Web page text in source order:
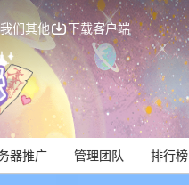
们其他 下载客户端
器推广 管理团队 排行榜